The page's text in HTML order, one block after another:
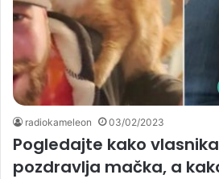
radiokameleon 03/02/2023
Pogledajte kako
pozdravlja mačka, a